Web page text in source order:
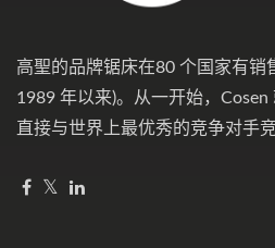
高聖的品牌锯床在80 个国家有销
1989 年以来)。从一开始，
直接与世界上最优秀的竞争对手竞